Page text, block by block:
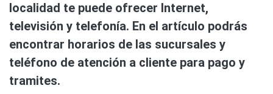
localidad te puede ofrecer Internet,
televisión y telefonía. En el artículo podrás
encontrar horarios de las sucursales y
teléfono de atención a cliente para pago y
tramites.